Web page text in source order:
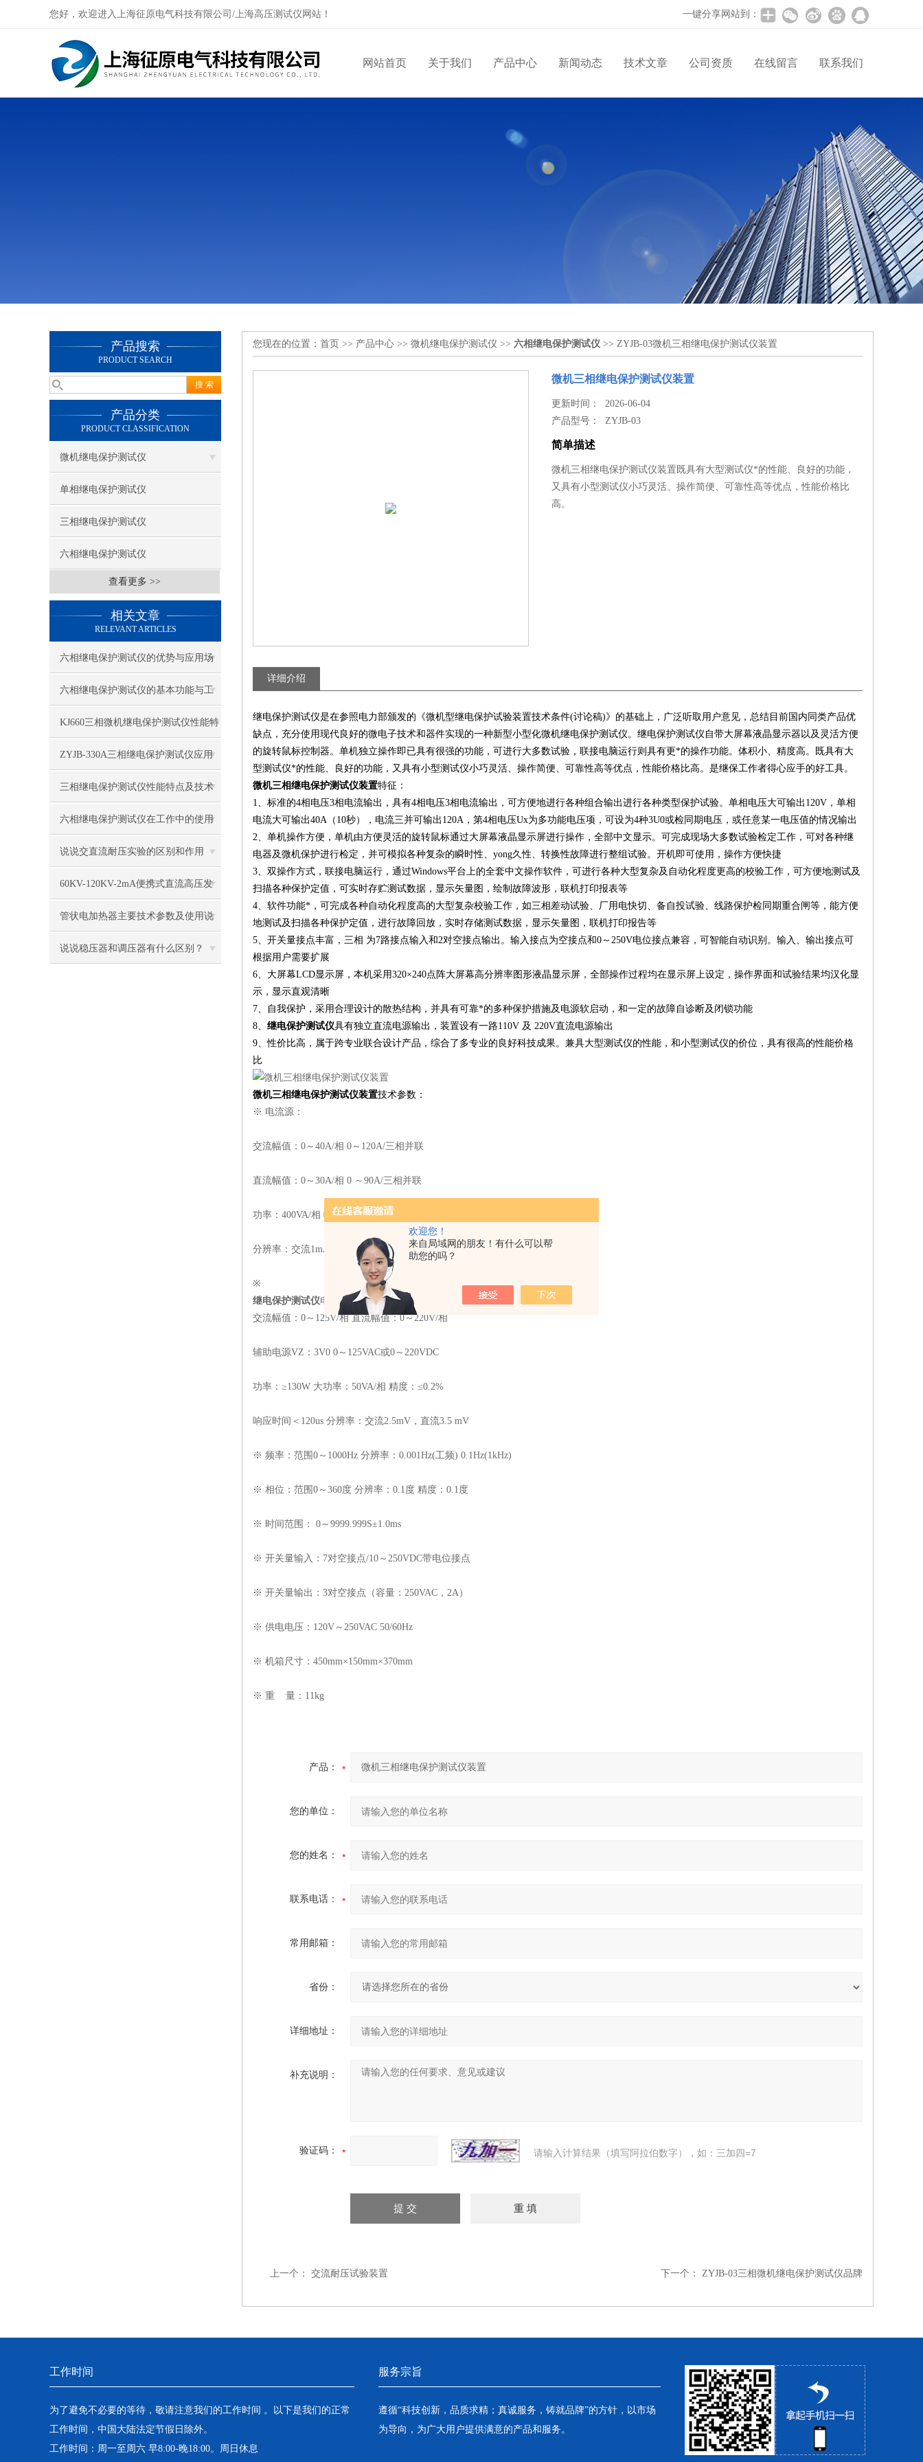
欢迎您！
来自局域网的朋友！有什么可以帮
助您的吗？
您好，欢迎进入上海征原电气科技有限公司/上海高压测试仪网站！ 一键分享网站到：
网站首页 关于我们 产品中心 新闻动态 技术文章 公司资质 在线留言 联系我们
产品搜索
PRODUCT SEARCH
产品分类
PRODUCT CLASSIFICATION
微机继电保护测试仪
单相继电保护测试仪
三相继电保护测试仪
六相继电保护测试仪
查看更多 >>
相关文章
RELEVANT ARTICLES
六相继电保护测试仪的优势与应用场
景解析
六相继电保护测试仪的基本功能与工
作原理
KJ660三相微机继电保护测试仪性能特
点
ZYJB-330A三相继电保护测试仪应用
及技术特点
三相继电保护测试仪性能特点及技术
参数
六相继电保护测试仪在工作中的使用
注意事项
说说交直流耐压实验的区别和作用
60KV-120KV-2mA便携式直流高压发
生器产品特点
管状电加热器主要技术参数及使用说
明
说说稳压器和调压器有什么区别？
您现在的位置： 首页 >> 产品中心 >> 微机继电保护测试仪 >> 六相继电保护测试仪 >> ZYJB-03微机三相继电保护测试仪装置
微机三相继电保护测试仪装置
更新时间： 2026-06-04
产品型号：ZYJB-03
简单描述
微机三相继电保护测试仪装置既具有大型测试仪*的性能、良好的功能，
又具有小型测试仪小巧灵活、操作简便、可靠性高等优点，性能价格比
高。
详细介绍
继电保护测试仪是在参照电力部颁发的《微机型继电保护试验装置技术条件(讨论稿)》的基础上，广泛听取用户意见，总结目前国内同类产品优
缺点，充分使用现代良好的微电子技术和器件实现的一种新型小型化微机继电保护测试仪。继电保护测试仪自带大屏幕液晶显示器以及灵活方便
的旋转鼠标控制器。单机独立操作即已具有很强的功能，可进行大多数试验，联接电脑运行则具有更*的操作功能。体积小、精度高。既具有大
型测试仪*的性能、良好的功能，又具有小型测试仪小巧灵活、操作简便、可靠性高等优点，性能价格比高。是继保工作者得心应手的好工具。
微机三相继电保护测试仪装置特征：
1、标准的4相电压3相电流输出，具有4相电压3相电流输出，可方便地进行各种组合输出进行各种类型保护试验。单相电压大可输出120V，单相
电流大可输出40A（10秒），电流三并可输出120A，第4相电压Ux为多功能电压项，可设为4种3U0或检同期电压，或任意某一电压值的情况输出
2、单机操作方便，单机由方便灵活的旋转鼠标通过大屏幕液晶显示屏进行操作，全部中文显示。可完成现场大多数试验检定工作，可对各种继
电器及微机保护进行检定，并可模拟各种复杂的瞬时性、yong久性、转换性故障进行整组试验。开机即可使用，操作方便快捷
3、双操作方式，联接电脑运行，通过Windows平台上的全套中文操作软件，可进行各种大型复杂及自动化程度更高的校验工作，可方便地测试及
扫描各种保护定值，可实时存贮测试数据，显示矢量图，绘制故障波形，联机打印报表等
4、软件功能*，可完成各种自动化程度高的大型复杂校验工作，如三相差动试验、厂用电快切、备自投试验、线路保护检同期重合闸等，能方便
地测试及扫描各种保护定值，进行故障回放，实时存储测试数据，显示矢量图，联机打印报告等
5、开关量接点丰富，三相 为7路接点输入和2对空接点输出。输入接点为空接点和0～250V电位接点兼容，可智能自动识别。输入、输出接点可
根据用户需要扩展
6、大屏幕LCD显示屏，本机采用320×240点阵大屏幕高分辨率图形液晶显示屏，全部操作过程均在显示屏上设定，操作界面和试验结果均汉化显
示，显示直观清晰
7、自我保护，采用合理设计的散热结构，并具有可靠*的多种保护措施及电源软启动，和一定的故障自诊断及闭锁功能
8、 继电保护测试仪具有独立直流电源输出，装置设有一路110V 及 220V直流电源输出
9、性价比高，属于跨专业联合设计产品，综合了多专业的良好科技成果。兼具大型测试仪的性能，和小型测试仪的价位，具有很高的性能价格
比
微机三相继电保护测试仪装置技术参数：
※ 电流源：
交流幅值：0～40A/相 0～120A/三相并联
直流幅值：0～30A/相 0 ～90A/三相并联
功率：400VA/相 幅值数值：≤0.2% 响应时间＜160us
分辨率：交流1mA 直流2mA
※
继电保护测试仪电压源：
交流幅值：0～125V/相 直流幅值：0～220V/相
辅助电源VZ：3V0 0～125VAC或0～220VDC
功率：≥130W 大功率：50VA/相 精度：≤0.2%
响应时间＜120us 分辨率：交流2.5mV，直流3.5 mV
※ 频率：范围0～1000Hz 分辨率：0.001Hz(工频) 0.1Hz(1kHz)
※ 相位：范围0～360度 分辨率：0.1度 精度：0.1度
※ 时间范围： 0～9999.999S±1.0ms
※ 开关量输入：7对空接点/10～250VDC带电位接点
※ 开关量输出：3对空接点（容量：250VAC，2A）
※ 供电电压：120V～250VAC 50/60Hz
※ 机箱尺寸：450mm×150mm×370mm
※ 重 量：11kg
产品：
您的单位：
您的姓名：
联系电话：
常用邮箱：
省份：
详细地址：
补充说明：
验证码： 请输入计算结果（填写阿拉伯数字），如：三加四=7
上一个： 交流耐压试验装置 下一个： ZYJB-03三相微机继电保护测试仪品牌
工作时间
为了避免不必要的等待，敬请注意我们的工作时间 。以下是我们的正常
工作时间，中国大陆法定节假日除外。
工作时间：周一至周六 早8:00-晚18:00。周日休息
服务宗旨
遵循“科技创新，品质求精；真诚服务，铸就品牌”的方针，以市场
为导向，为广大用户提供满意的产品和服务。